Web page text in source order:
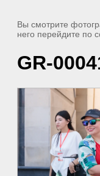
Вы смотрите
него перейдите по
GR-